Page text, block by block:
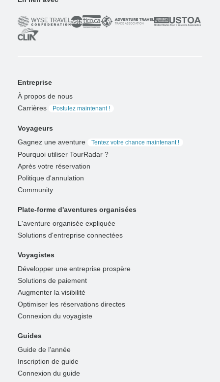
Entreprise
À propos de nous
Carrières
Postulez maintenant !
Voyageurs
Gagnez une aventure
Tentez votre chance maintenant !
Pourquoi utiliser TourRadar ?
Après votre réservation
Politique d'annulation
Community
Plate-forme d'aventures organisées
L'aventure organisée expliquée
Solutions d'entreprise connectées
Voyagistes
Développer une entreprise prospère
Solutions de paiement
Augmenter la visibilité
Optimiser les réservations directes
Connexion du voyagiste
Guides
Guide de l'année
Inscription de guide
Connexion du guide